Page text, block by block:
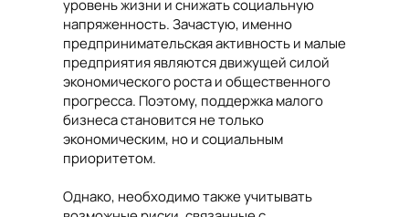
уровень жизни и снижать социальную
напряженность. Зачастую, именно
предпринимательская активность и малые
предприятия являются движущей силой
экономического роста и общественного
прогресса. Поэтому, поддержка малого
бизнеса становится не только
экономическим, но и социальным
приоритетом.
Однако, необходимо также учитывать